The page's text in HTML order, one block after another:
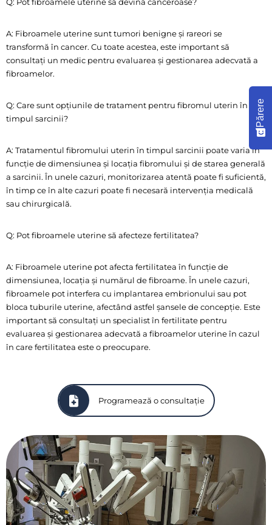
A: Fibroamele uterine sunt tumori benigne și rareori se
transformă în cancer. Cu toate acestea, este important să
consultați un medic pentru evaluarea și gestionarea adecvată a
fibroamelor.
Q: Care sunt opțiunile de tratament pentru fibromul uterin în
timpul sarcinii?
A: Tratamentul fibromului uterin în timpul sarcinii poate varia în
funcție de dimensiunea și locația fibromului și de starea generală
a sarcinii. În unele cazuri, monitorizarea atentă poate fi suficientă,
în timp ce în alte cazuri poate fi necesară intervenția medicală
sau chirurgicală.
Q: Pot fibroamele uterine să afecteze fertilitatea?
A: Fibroamele uterine pot afecta fertilitatea în funcție de
dimensiunea, locația și numărul de fibroame. În unele cazuri,
fibroamele pot interfera cu implantarea embrionului sau pot
bloca tuburile uterine, afectând astfel șansele de concepție. Este
important să consultați un specialist în fertilitate pentru
evaluarea și gestionarea adecvată a fibroamelor uterine în cazul
în care fertilitatea este o preocupare.
Programează o consultație
Părere